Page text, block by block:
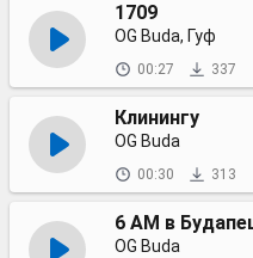
1709
OG Buda, Гуф
00:27 337
Клинингу
OG Buda
00:30 313
6 AM в
OG Buda